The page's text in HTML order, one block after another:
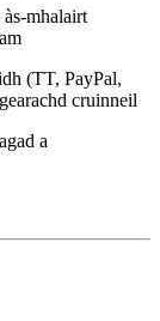
às-mhalairt
(TT, PayPal,
cruinneil
a